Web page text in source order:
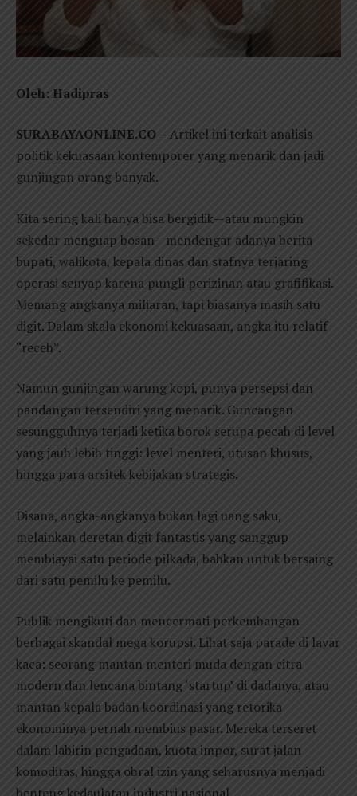
Oleh: Hadipras
SURABAYAONLINE.CO – Artikel ini terkait analisis
politik kekuasaan kontemporer yang menarik dan jadi
gunjingan orang banyak.
Kita sering kali hanya bisa bergidik—atau mungkin
sekedar menguap bosan—mendengar adanya berita
bupati, walikota, kepala dinas dan stafnya terjaring
operasi senyap karena pungli perizinan atau grafifikasi.
Memang angkanya miliaran, tapi biasanya masih satu
digit. Dalam skala ekonomi kekuasaan, angka itu relatif
“receh”.
Namun gunjingan warung kopi, punya persepsi dan
pandangan tersendiri yang menarik. Guncangan
sesungguhnya terjadi ketika borok serupa pecah di level
yang jauh lebih tinggi: level menteri, utusan khusus,
hingga para arsitek kebijakan strategis.
Disana, angka-angkanya bukan lagi uang saku,
melainkan deretan digit fantastis yang sanggup
membiayai satu periode pilkada, bahkan untuk bersaing
dari satu pemilu ke pemilu.
Publik mengikuti dan mencermati perkembangan
berbagai skandal mega korupsi. Lihat saja parade di layar
kaca: seorang mantan menteri muda dengan citra
modern dan lencana bintang ‘startup’ di dadanya, atau
mantan kepala badan koordinasi yang retorika
ekonominya pernah membius pasar. Mereka terseret
dalam labirin pengadaan, kuota impor, surat jalan
komoditas, hingga obral izin yang seharusnya menjadi